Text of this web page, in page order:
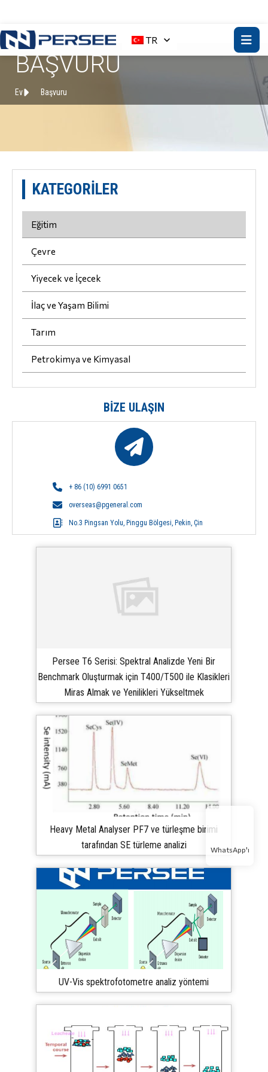
TR
BAŞVURU
Ev Başvuru
KATEGORILER
Eğitim
Çevre
Yiyecek ve İçecek
İlaç ve Yaşam Bilimi
Tarım
Petrokimya ve Kimyasal
BIZE ULAŞIN
+ 86 (10) 6991 0651
overseas@pgeneral.com
No.3 Pingsan Yolu, Pinggu Bölgesi, Pekin, Çin
Persee T6 Serisi: Spektral Analizde Yeni Bir
Benchmark Oluşturmak için T400/T500 ile Klasikleri
Miras Almak ve Yenilikleri Yükseltmek
Heavy Metal Analyser PF7 ve türleşme birimi
tarafından SE türleme analizi
UV-Vis spektrofotometre analiz yöntemi
WhatsApp'ı